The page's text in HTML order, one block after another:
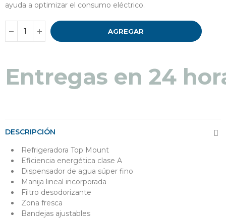
ayuda a optimizar el consumo eléctrico.
AGREGAR
Entregas en 24
DESCRIPCIÓN
Refrigeradora Top Mount
Eficiencia energética clase A
Dispensador de agua súper fino
Manija lineal incorporada
Filtro desodorizante
Zona fresca
Bandejas ajustables